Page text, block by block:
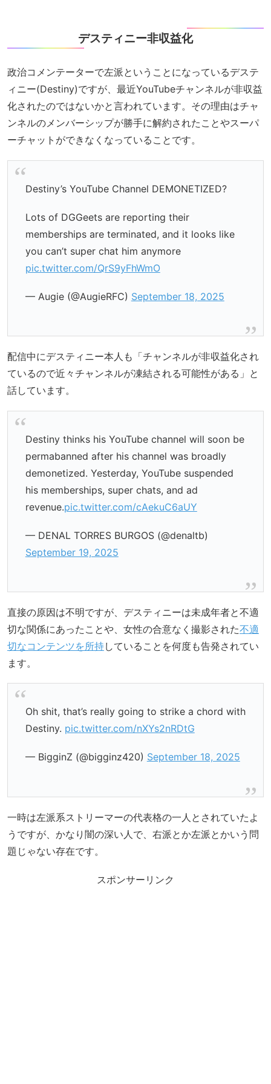
デスティニー非収益化
政治コメンテーターで左派ということになっているデステ
ィニー(Destiny)ですが、最近YouTubeチャンネルが非収益
化されたのではないかと言われています。その理由はチャ
ンネルのメンバーシップが勝手に解約されたことやスーパ
ーチャットができなくなっていることです。
Destiny’s YouTube Channel DEMONETIZED?
Lots of DGGeets are reporting their
memberships are terminated, and it looks like
you can’t super chat him anymore
pic.twitter.com/QrS9yFhWmO
— Augie (@AugieRFC) September 18, 2025
配信中にデスティニー本人も「チャンネルが非収益化され
ているので近々チャンネルが凍結される可能性がある」と
話しています。
Destiny thinks his YouTube channel will soon be
permabanned after his channel was broadly
demonetized. Yesterday, YouTube suspended
his memberships, super chats, and ad
revenue.pic.twitter.com/cAekuC6aUY
— DENAL TORRES BURGOS (@denaltb)
September 19, 2025
直接の原因は不明ですが、デスティニーは未成年者と不適
切な関係にあったことや、女性の合意なく撮影された不適
切なコンテンツを所持していることを何度も告発されてい
ます。
Oh shit, that’s really going to strike a chord with
Destiny. pic.twitter.com/nXYs2nRDtG
— BigginZ (@bigginz420) September 18, 2025
一時は左派系ストリーマーの代表格の一人とされていたよ
うですが、かなり闇の深い人で、右派とか左派とかいう問
題じゃない存在です。
スポンサーリンク